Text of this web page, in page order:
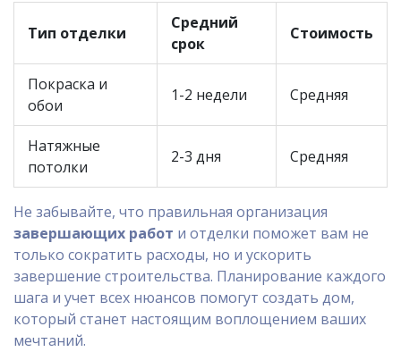
Тип отделки
Средний
срок
Стоимость
Покраска и
обои
1-2 недели Средняя
Натяжные
потолки
2-3 дня Средняя
Не забывайте, что правильная организация
завершающих работ и отделки поможет вам не
только сократить расходы, но и ускорить
завершение строительства. Планирование каждого
шага и учет всех нюансов помогут создать дом,
который станет настоящим воплощением ваших
мечтаний.